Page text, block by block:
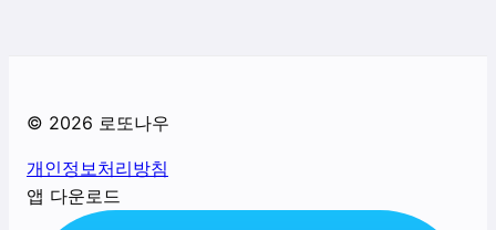
© 2026 로또나우
개인정보처리방침
앱 다운로드